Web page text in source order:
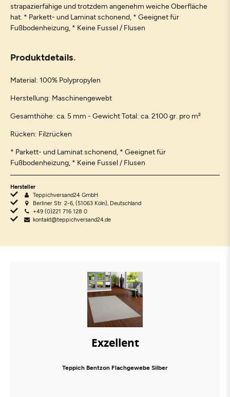
strapazierfähige und trotzdem angenehm weiche Oberfläche
hat. * Parkett- und Laminat schonend, * Geeignet für
Fußbodenheizung, * Keine Fussel / Flusen
Produktdetails
Material: 100% Polypropylen
Herstellung: Maschinengewebt
Gesamthöhe: ca. 5 mm - Gewicht Total: ca. 2100 gr. pro m²
Rücken: Filzrücken
* Parkett- und Laminat schonend, * Geeignet für
Fußbodenheizung, * Keine Fussel / Flusen
Hersteller
Teppichversand24 GmbH
Berliner Str. 2-6, (51063 Köln), Deutschland
+49 (0)221 716 128 0
kontakt@teppichversand24.de
Exzellent
Teppich Bentzon Flachgewebe Silber